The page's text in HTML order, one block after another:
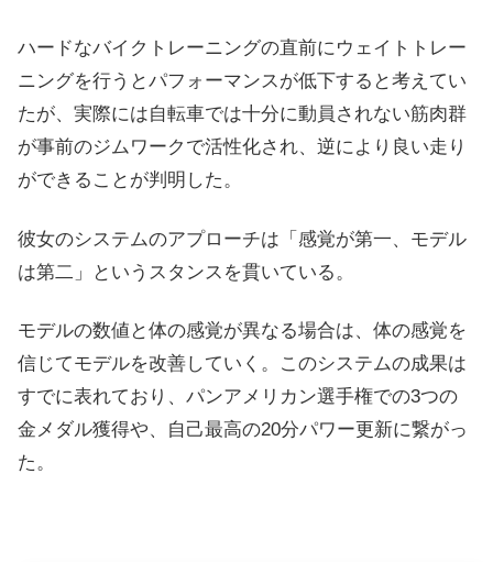
ハードなバイクトレーニングの直前にウェイトトレー
ニングを行うとパフォーマンスが低下すると考えてい
たが、実際には自転車では十分に動員されない筋肉群
が事前のジムワークで活性化され、逆により良い走り
ができることが判明した。
彼女のシステムのアプローチは「感覚が第一、モデル
は第二」というスタンスを貫いている。
モデルの数値と体の感覚が異なる場合は、体の感覚を
信じてモデルを改善していく。このシステムの成果は
すでに表れており、パンアメリカン選手権での3つの
金メダル獲得や、自己最高の20分パワー更新に繋がっ
た。